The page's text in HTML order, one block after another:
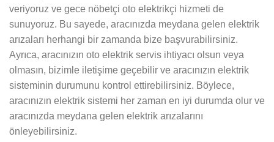
veriyoruz ve gece nöbetçi oto elektrikçi hizmeti de
sunuyoruz. Bu sayede, aracınızda meydana gelen elektrik
arızaları herhangi bir zamanda bize başvurabilirsiniz.
Ayrıca, aracınızın oto elektrik servis ihtiyacı olsun veya
olmasın, bizimle iletişime geçebilir ve aracınızın elektrik
sisteminin durumunu kontrol ettirebilirsiniz. Böylece,
aracınızın elektrik sistemi her zaman en iyi durumda olur ve
aracınızda meydana gelen elektrik arızalarını
önleyebilirsiniz.